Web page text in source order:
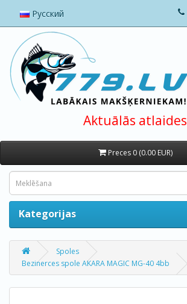
Русский
Aktuālās atlaides
Preces 0 (0.00 EUR)
Kategorijas
Spoles
Bezinerces spole AKARA MAGIC MG-40 4bb